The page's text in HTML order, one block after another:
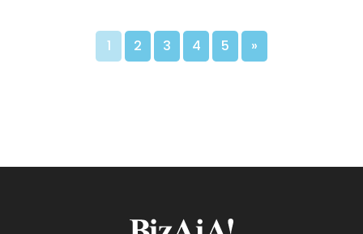
ス 「中港直連」8M固定回線化国際専用線 中国
本土から香港に直結！ーー「中国漫遊“直連香
1 2 3 4 5 »